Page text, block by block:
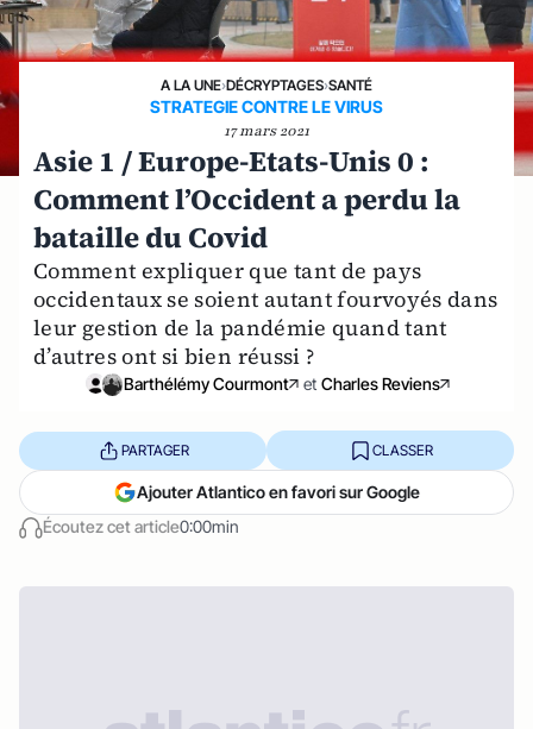
A LA UNE›DÉCRYPTAGES›SANTÉ
STRATEGIE CONTRE LE VIRUS
17 mars 2021
Asie 1 / Europe-Etats-Unis 0 :
Comment l’Occident a perdu la
bataille du Covid
Comment expliquer que tant de pays
occidentaux se soient autant fourvoyés dans
leur gestion de la pandémie quand tant
d’autres ont si bien réussi ?
Barthélémy Courmont et Charles Reviens
Écoutez cet article0:00min
PARTAGER CLASSER
Ajouter Atlantico en favori sur Google